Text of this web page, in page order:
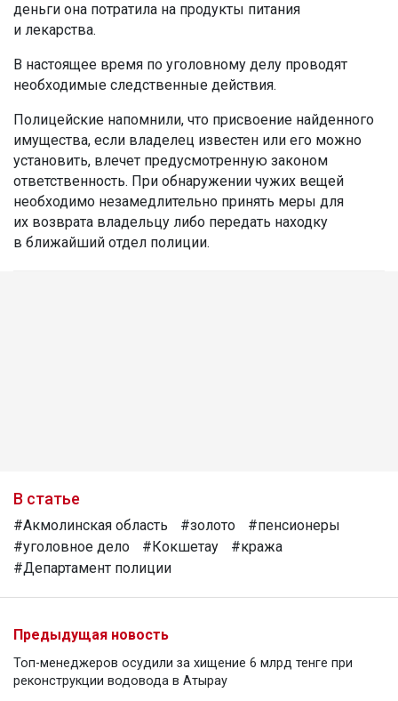
деньги она потратила на продукты питания
и лекарства.
В настоящее время по уголовному делу проводят
необходимые следственные действия.
Полицейские напомнили, что присвоение найденного
имущества, если владелец известен или его можно
установить, влечет предусмотренную законом
ответственность. При обнаружении чужих вещей
необходимо незамедлительно принять меры для
их возврата владельцу либо передать находку
в ближайший отдел полиции.
В статье
#Акмолинская область #золото
#пенсионеры
#уголовное дело
#Кокшетау
#кража
#Департамент полиции
Предыдущая новость
Топ-менеджеров осудили за хищение 6 млрд тенге при
реконструкции водовода в Атырау